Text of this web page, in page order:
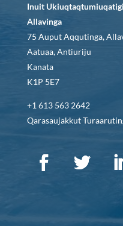
Inuit
Allavinga
75 Auput Aqqutinga,
Aatuaa, Antiuriju
Kanata
K1P 5E7
+1 613 563 2642
Qarasaujakkut